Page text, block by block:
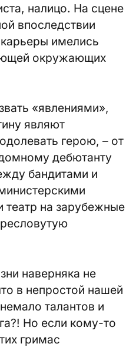
налицо. На сцене
впоследствии
карьеры имелись
окружающих
«явлениями»,
являют
герою, – от
дебютанту
бандитами и
театр на зарубежные
наверняка не
в непростой нашей
талантов и
Но если кому-то
гримас